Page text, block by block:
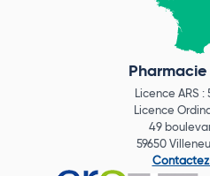
Licence ARS :
Licence
49
59650